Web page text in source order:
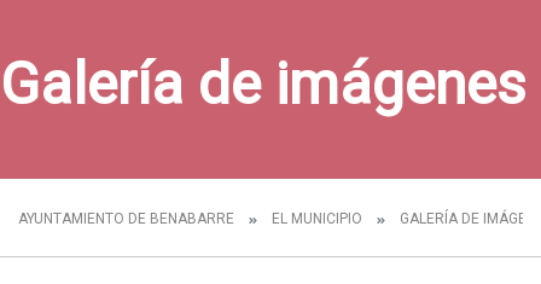
Galería de imágenes
AYUNTAMIENTO DE BENABARRE EL MUNICIPIO GALERÍA DE